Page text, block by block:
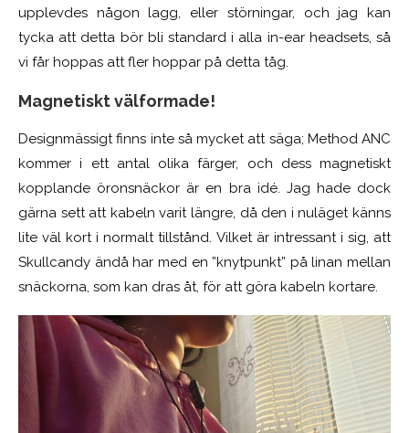
upplevdes någon lagg, eller störningar, och jag kan
tycka att detta bör bli standard i alla in-ear headsets, så
vi får hoppas att fler hoppar på detta tåg.
Magnetiskt välformade!
Designmässigt finns inte så mycket att säga; Method ANC
kommer i ett antal olika färger, och dess magnetiskt
kopplande öronsnäckor är en bra idé. Jag hade dock
gärna sett att kabeln varit längre, då den i nuläget känns
lite väl kort i normalt tillstånd. Vilket är intressant i sig, att
Skullcandy ändå har med en ”knytpunkt” på linan mellan
snäckorna, som kan dras åt, för att göra kabeln kortare.